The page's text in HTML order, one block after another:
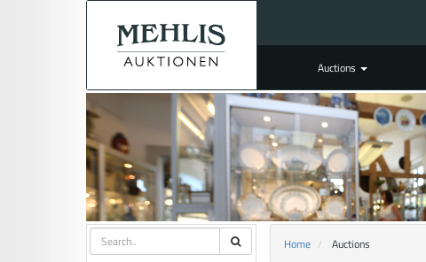
Auctions
Home Auctions